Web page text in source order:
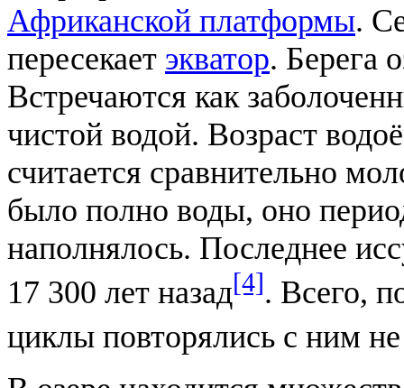
Африканской платформы.
пересекает экватор. Берега
Встречаются как
чистой водой. Возраст
считается сравнительно
было полно воды, оно
наполнялось. Последнее
17 300 лет назад[4]. Всего,
циклы повторялись с ним